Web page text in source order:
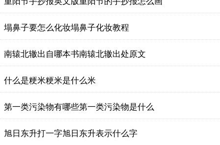
塌鼻子要怎么化妆塌鼻子化妆教程
南辕北辙出自哪本书南辕北辙出处原文
什么是粳米粳米是什么米
第一类污染物有哪些第一类污染物是什么
旭日东升打一字旭日东升表示什么字